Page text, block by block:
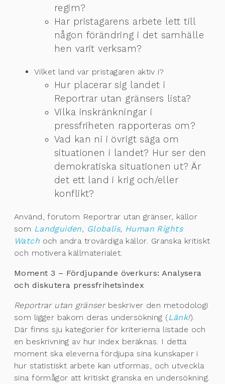
regim?
Har pristagarens arbete lett till
någon förändring i det samhälle
hen varit verksam?
Vilket land var pristagaren aktiv i?
Hur placerar sig landet i
Reportrar utan gränsers lista?
Vilka inskränkningar i
pressfriheten rapporteras om?
Vad kan ni i övrigt säga om
situationen i landet? Hur ser den
demokratiska situationen ut? Är
det ett land i krig och/eller
konflikt?
Använd, förutom Reportrar utan gränser, källor
som Landguiden Globalis, Human Rights
Watch och andra trovärdiga källor. Granska kritiskt
och motivera källmaterialet.
Moment 3 – Fördjupande överkurs: Analysera
och diskutera pressfrihetsindex
Reportrar utan gränserbeskriver den metodologi
som ligger bakom deras undersökning (Länk!).
Där finns sju kategorier för kriterierna listade och
en beskrivning av hur index beräknas. I detta
moment ska eleverna fördjupa sina kunskaper i
hur statistiskt arbete kan utformas, och utveckla
sina förmågor att kritiskt granska en undersökning.